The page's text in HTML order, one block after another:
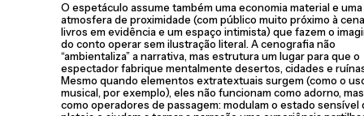
O espetáculo assume também uma economia material e uma
atmosfera de proximidade (com público muito próximo à
livros em evidência e um espaço intimista) que fazem o
do conto operar sem ilustração literal. A cenografia não
“ambientaliza” a narrativa, mas estrutura um lugar para que o
espectador fabrique mentalmente desertos, cidades e
Mesmo quando elementos extratextuais surgem (como o
musical, por exemplo), eles não funcionam como adorno, mas
como operadores de passagem: modulam o estado sensível